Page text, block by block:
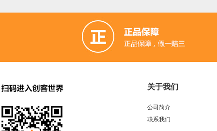
关于我们
公司简介
联系我们